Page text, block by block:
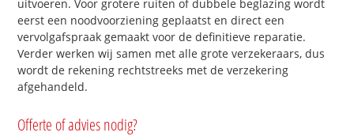
uitvoeren. Voor grotere ruiten of dubbele beglazing wordt
eerst een noodvoorziening geplaatst en direct een
vervolgafspraak gemaakt voor de definitieve reparatie.
Verder werken wij samen met alle grote verzekeraars, dus
wordt de rekening rechtstreeks met de verzekering
afgehandeld.
Offerte of advies nodig?